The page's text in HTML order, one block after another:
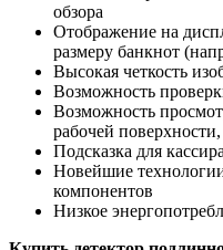
обзора
Отображение на
размеру банкнот
Высокая четкость
Возможность
Возможность
рабочей
Подсказка для
Новейшие
компонентов
Низкое